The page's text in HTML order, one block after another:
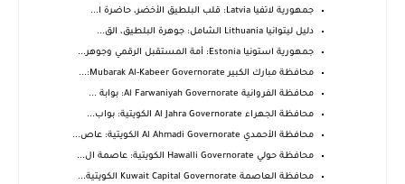
جمهورية لاتفيا Latvia: قلب البلطيق الأخضر، حاضرة ا...
دليل ليتوانيا Lithuania الشامل: جوهرة البلطيق، الق...
جمهورية استونيا Estonia: أمة المستقبل الرقمي وجوهر...
محافظة مبارك الكبير Mubarak Al-Kabeer Governorate:...
محافظة الفروانية Al Farwaniyah Governorate: بوابة ...
محافظة الجهراء Al Jahra Governorate الكويتية: بواب...
محافظة الأحمدي Al Ahmadi Governorate الكويتية: عاص...
محافظة حولي Hawalli Governorate الكويتية: عاصمة ال...
محافظة العاصمة Kuwait Capital Governorate الكويتية...